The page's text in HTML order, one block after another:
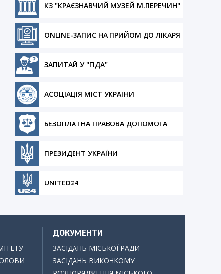
КЗ "КРАЄЗНАВЧИЙ МУЗЕЙ М.ПЕРЕЧИН"
ONLINE-ЗАПИС НА ПРИЙОМ ДО ЛІКАРЯ
ЗАПИТАЙ У "ГІДА"
АСОЦІАЦІЯ МІСТ УКРАЇНИ
БЕЗОПЛАТНА ПРАВОВА ДОПОМОГА
ПРЕЗИДЕНТ УКРАЇНИ
UNITED24
ДОКУМЕНТИ
ЗАСІДАНЬ МІСЬКОЇ РАДИ
ЗАСІДАНЬ ВИКОНКОМУ